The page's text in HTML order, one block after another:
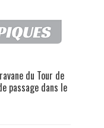
du Tour de
passage dans le